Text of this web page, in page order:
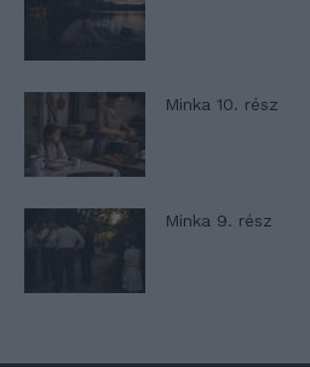
Minka 10. rész
Minka 9. rész